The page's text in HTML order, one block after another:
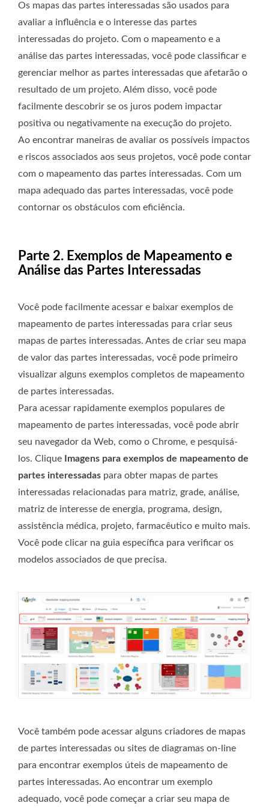
Os mapas das partes interessadas são usados ​​para
avaliar a influência e o interesse das partes
interessadas do projeto. Com o mapeamento e a
análise das partes interessadas, você pode classificar e
gerenciar melhor as partes interessadas que afetarão o
resultado de um projeto. Além disso, você pode
facilmente descobrir se os juros podem impactar
positiva ou negativamente na execução do projeto.
Ao encontrar maneiras de avaliar os possíveis impactos
e riscos associados aos seus projetos, você pode contar
com o mapeamento das partes interessadas. Com um
mapa adequado das partes interessadas, você pode
contornar os obstáculos com eficiência.
Parte 2. Exemplos de Mapeamento e
Análise das Partes Interessadas
Você pode facilmente acessar e baixar exemplos de
mapeamento de partes interessadas para criar seus
mapas de partes interessadas. Antes de criar seu mapa
de valor das partes interessadas, você pode primeiro
visualizar alguns exemplos completos de mapeamento
de partes interessadas.
Para acessar rapidamente exemplos populares de
mapeamento de partes interessadas, você pode abrir
seu navegador da Web, como o Chrome, e pesquisá-
los. Clique
Imagens para exemplos de mapeamento de
partes interessadas para obter mapas de partes
interessadas relacionadas para matriz, grade, análise,
matriz de interesse de energia, programa, design,
assistência médica, projeto, farmacêutico e muito mais.
Você pode clicar na guia específica para verificar os
modelos associados de que precisa.
Você também pode acessar alguns criadores de mapas
de partes interessadas ou sites de diagramas on-line
para encontrar exemplos úteis de mapeamento de
partes interessadas. Ao encontrar um exemplo
adequado, você pode começar a criar seu mapa de